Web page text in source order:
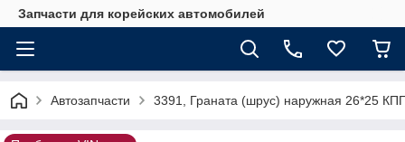
Запчасти для корейских автомобилей
Автозапчасти 3391, Граната (шрус) наружная 26*25